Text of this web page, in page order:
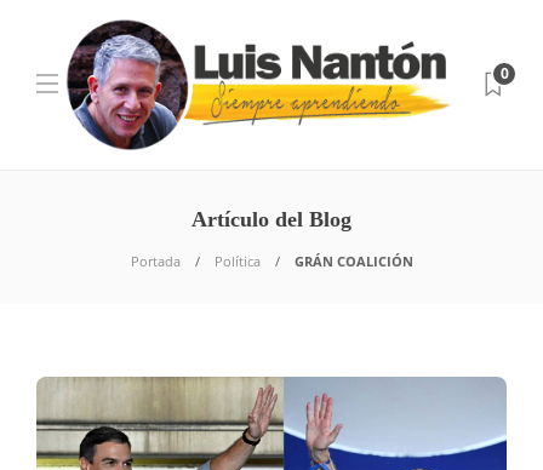
0
Artículo del Blog
Portada Política GRÁN COALICIÓN